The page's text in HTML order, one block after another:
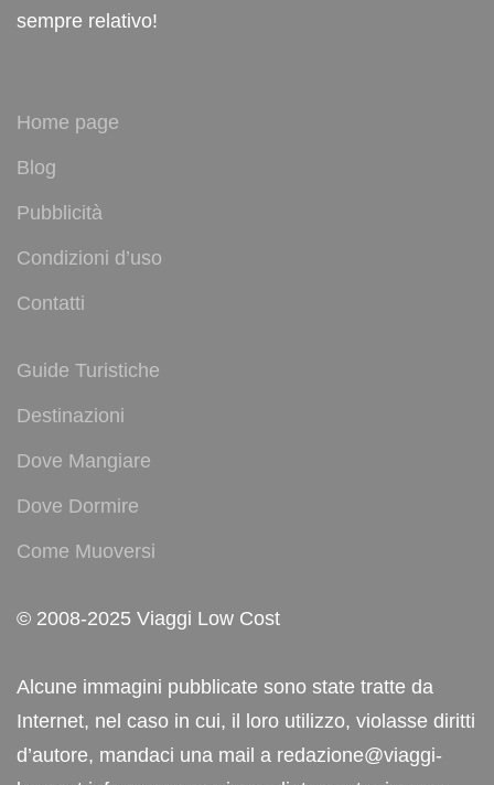
sempre relativo!
Home page
Blog
Pubblicità
Condizioni d’uso
Contatti
Guide Turistiche
Destinazioni
Dove Mangiare
Dove Dormire
Come Muoversi
© 2008-2025 Viaggi Low Cost
Alcune immagini pubblicate sono state tratte da
Internet, nel caso in cui, il loro utilizzo, violasse diritti
d’autore, mandaci una mail a redazione@viaggi-